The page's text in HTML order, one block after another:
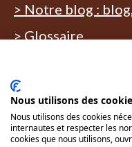
Nous utilisons des
Nous utilisons des cookies
internautes et respecter les
cookies que nous utilisons,
> Notre blog :
> Glossaire
Tous nos lieux
personnes à